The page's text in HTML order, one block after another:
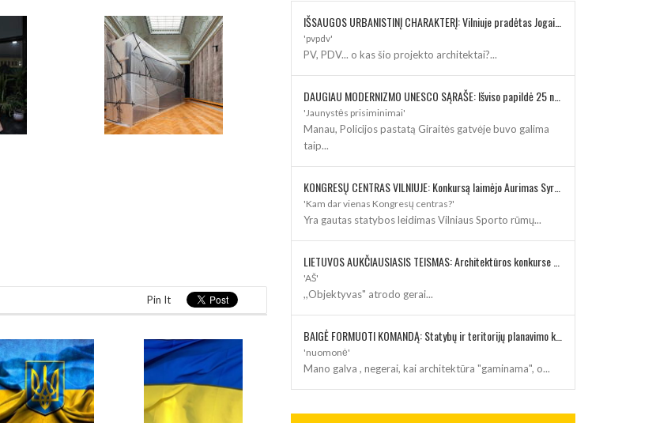
Pin It
IŠSAUGOS URBANISTINĮ CHARAKTERĮ: Vilniuje pradėtas Jogailos gatvės remontas
'pvpdv'
PV, PDV... o kas šio projekto architektai?...
DAUGIAU MODERNIZMO UNESCO SĄRAŠE: Išviso papildė 25 nauji paveldo objektai
'Jaunystės prisiminimai'
Manau, Policijos pastatą Giraitės gatvėje buvo galima
taip...
KONGRESŲ CENTRAS VILNIUJE: Konkursą laimėjo Aurimas Syrusas su „IMPLMNT architects“
'Kam dar vienas Kongresų centras?'
Yra gautas statybos leidimas Vilniaus Sporto rūmų...
LIETUVOS AUKČIAUSIASIS TEISMAS: Architektūros konkurse varžosi 8 rekonstrukcijos vizijos
'AŠ'
,,Objektyvas" atrodo gerai...
BAIGĖ FORMUOTI KOMANDĄ: Statybų ir teritorijų planavimo klausimus kuruos architektė
'nuomonė'
Mano galva , negerai, kai architektūra "gaminama", o...